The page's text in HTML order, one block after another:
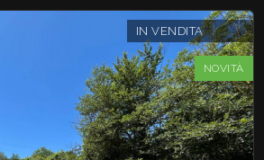
IN VENDITA
NOVITÀ